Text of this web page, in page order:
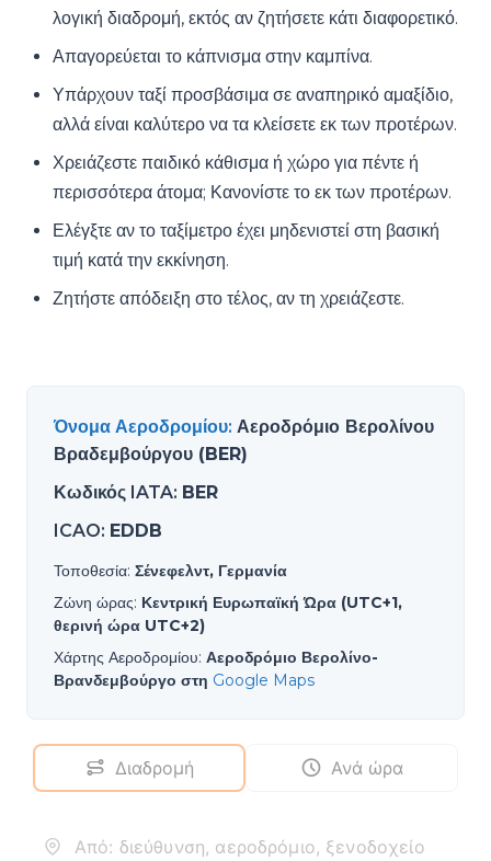
λογική διαδρομή, εκτός αν ζητήσετε κάτι διαφορετικό.
Απαγορεύεται το κάπνισμα στην καμπίνα.
Υπάρχουν ταξί προσβάσιμα σε αναπηρικό αμαξίδιο,
αλλά είναι καλύτερο να τα κλείσετε εκ των προτέρων.
Χρειάζεστε παιδικό κάθισμα ή χώρο για πέντε ή
περισσότερα άτομα; Κανονίστε το εκ των προτέρων.
Ελέγξτε αν το ταξίμετρο έχει μηδενιστεί στη βασική
τιμή κατά την εκκίνηση.
Ζητήστε απόδειξη στο τέλος, αν τη χρειάζεστε.
Όνομα Αεροδρομίου: Αεροδρόμιο Βερολίνου
Βραδεμβούργου (BER)
Κωδικός IATA: BER
ICAO: EDDB
Τοποθεσία: Σένεφελντ, Γερμανία
Ζώνη ώρας: Κεντρική Ευρωπαϊκή Ώρα (UTC+1,
θερινή ώρα UTC+2)
Χάρτης Αεροδρομίου: Αεροδρόμιο Βερολίνο-
Βρανδεμβούργο στη Google Maps